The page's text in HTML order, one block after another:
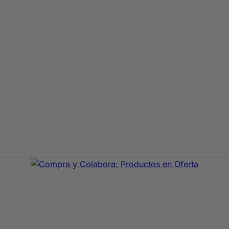
de primeras marcas. En Compra y Colabora